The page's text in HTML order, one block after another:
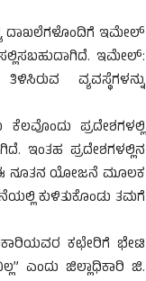
ದಾಖಲೆಗಳೊಂದಿಗೆ ಇಮೇಲ್
ಸಲ್ಲಿಸಬಹುದಾಗಿದೆ. ಇಮೇಲ್:
ವ್ಯವಸ್ಥೆಗಳನ್ನು
ಪ್ರದೇಶಗಳಲ್ಲಿ
ಇಂತಹ ಪ್ರದೇಶಗಳಲ್ಲಿನ
,ಈ ನೂತನ ಯೋಜನೆ ಮೂಲಕ
ಕುಳಿತುಕೊಂಡು ತಮಗೆ
ಕಛೇರಿಗೆ ಭೇಟಿ
ಎಂದು ಜಿಲ್ಲಾಧಿಕಾರಿ ಜಿ.